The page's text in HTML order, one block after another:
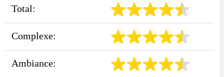
Total:
Complexe:
Ambiance: